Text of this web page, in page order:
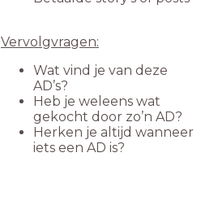
Vervolgvragen:
Wat vind je van deze
AD’s?
Heb je weleens wat
gekocht door zo’n AD?
Herken je altijd wanneer
iets een AD is?